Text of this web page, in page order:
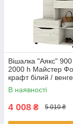
Вішалка "Аякс"
2000 h Майстер
крафт білий /
(правостороння)
В наявності
4 008 ₴ 5 010 ₴